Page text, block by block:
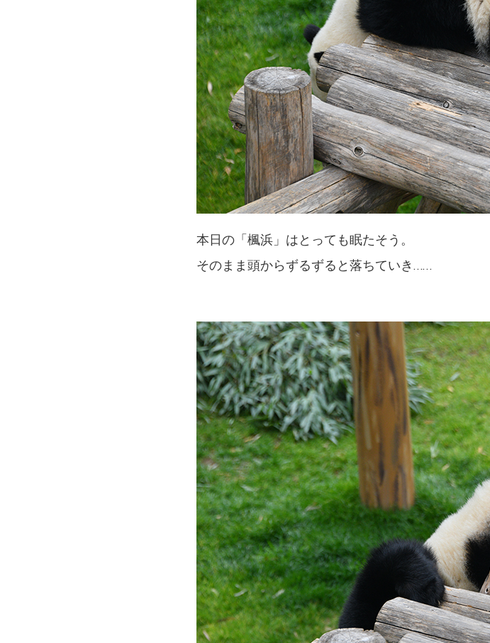
本日の「楓浜」はとっても眠たそう。
そのまま頭からずるずると落ちていき……